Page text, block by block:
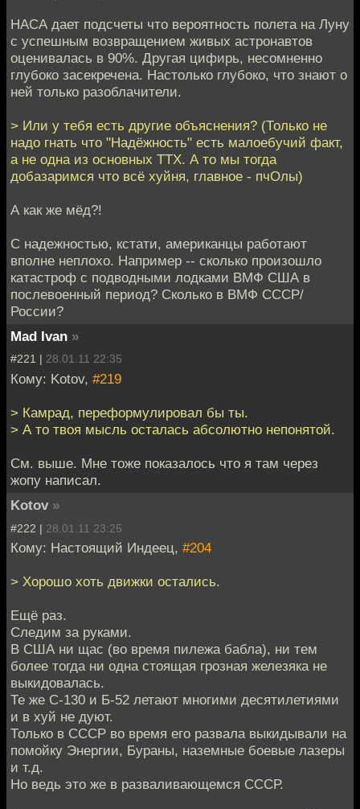
НАСА дает подсчеты что вероятность полета на Луну
с успешным возвращением живых астронавтов
оценивалась в 90%. Другая цифирь, несомненно
глубоко засекречена. Настолько глубоко, что знают о
ней только разоблачители.
> Или у тебя есть другие объяснения? (Только не
надо гнать что "Надёжность" есть малоебучий факт,
а не одна из основных ТТХ. А то мы тогда
добазаримся что всё хуйня, главное - пчОлы)
А как же мёд?!
С надежностью, кстати, американцы работают
вполне неплохо. Например -- сколько произошло
катастроф с подводными лодками ВМФ США в
послевоенный период? Сколько в ВМФ СССР/
России?
Mad Ivan »
#221 | 28.01.11 22:35
Кому: Kotov, #219
> Камрад, переформулировал бы ты.
> А то твоя мысль осталась абсолютно непонятой.
См. выше. Мне тоже показалось что я там через
жопу написал.
Kotov »
#222 | 28.01.11 23:25
Кому: Настоящий Индеец, #204
> Хорошо хоть движки остались.
Ещё раз.
Следим за руками.
В США ни щас (во время пилежа бабла), ни тем
более тогда ни одна стоящая грозная железяка не
выкидовалась.
Те же С-130 и Б-52 летают многими десятилетиями
и в хуй не дуют.
Только в СССР во время его развала выкидывали на
помойку Энергии, Бураны, наземные боевые лазеры
и т.д.
Но ведь это же в разваливающемся СССР.